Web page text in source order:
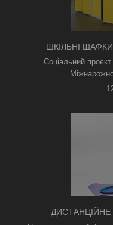
ШКІЛЬНІ
Соціальний
ДИСТАНЦІЙНЕ